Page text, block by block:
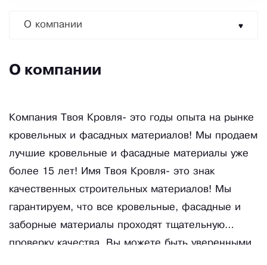
О компании
О компании
Компания Твоя Кровля- это годы опыта на рынке
кровельных и фасадных материалов! Мы продаем
лучшие кровельные и фасадные материалы уже
более 15 лет! Имя Твоя Кровля- это знак
качественных строительных материалов! Мы
гарантируем, что все кровельные, фасадные и
заборные материалы проходят тщательную
проверку качества. Вы можете быть уверенными,